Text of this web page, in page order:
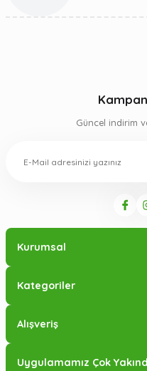
Güncel indirim
Kurumsal
Kategoriler
Alışveriş
Uygulamamız Çok